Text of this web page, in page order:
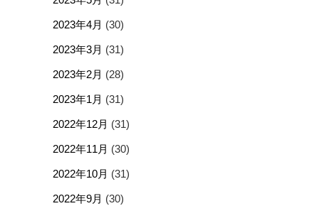
2023年4月 (30)
2023年3月 (31)
2023年2月 (28)
2023年1月 (31)
2022年12月 (31)
2022年11月 (30)
2022年10月 (31)
2022年9月 (30)